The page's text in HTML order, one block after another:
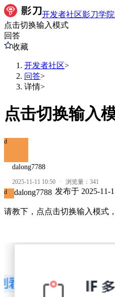
开发者社区影刀学院
点击切换输入模式
回答
收藏
开发者社区>
问答>
详情>
点击切换输入
d
dalong7788
2025-11-11 10:50 · 浏览量： 341
d
dalong7788 发布于 2025-11-
请教下，点点击切换输入模式